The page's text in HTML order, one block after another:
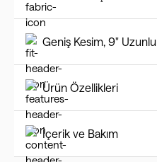
Geniş Kesim, 9"
Ürün Özellikleri
İçerik ve Bakım